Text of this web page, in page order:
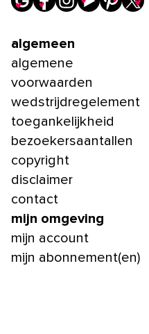
algemeen
algemene
voorwaarden
wedstrijdregelement
toegankelijkheid
bezoekersaantallen
copyright
disclaimer
contact
mijn omgeving
mijn account
mijn abonnement(en)